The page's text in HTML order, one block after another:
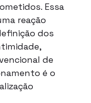
Essa
reação
dos
de
é o